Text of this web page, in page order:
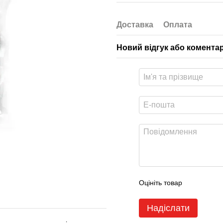
Доставка Оплата
Новий відгук або
Оцініть товар
Надіслати